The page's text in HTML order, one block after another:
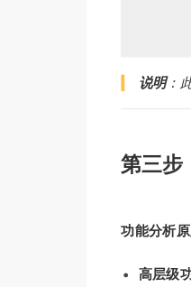
说明：
第三步
功能分析
高层级